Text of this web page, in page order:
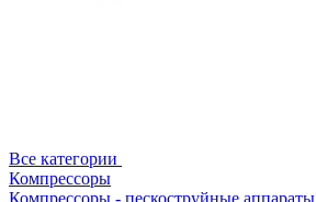
Все категории
Компрессоры
Компрессоры - пескоструйные аппараты